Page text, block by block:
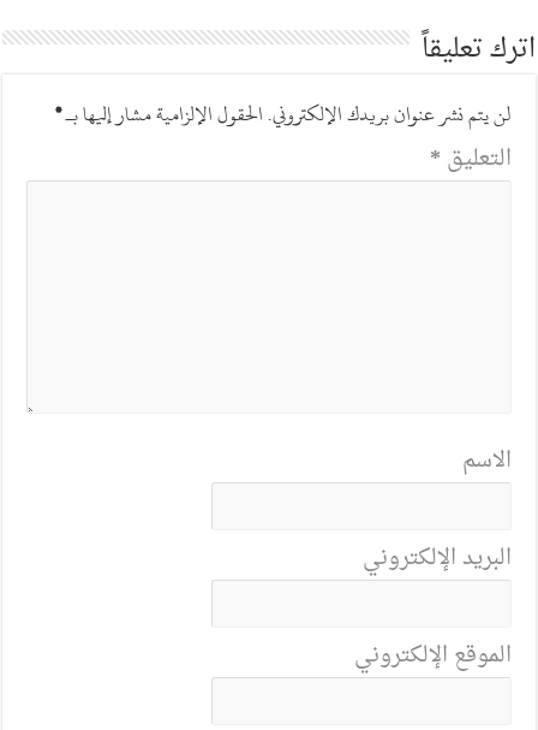
اترك تعليقاً
لن يتم نشر عنوان بريدك الإلكتروني.الحقول الإلزامية مشار إليها بـ*
التعليق *
الاسم
البريد الإلكتروني
الموقع الإلكتروني